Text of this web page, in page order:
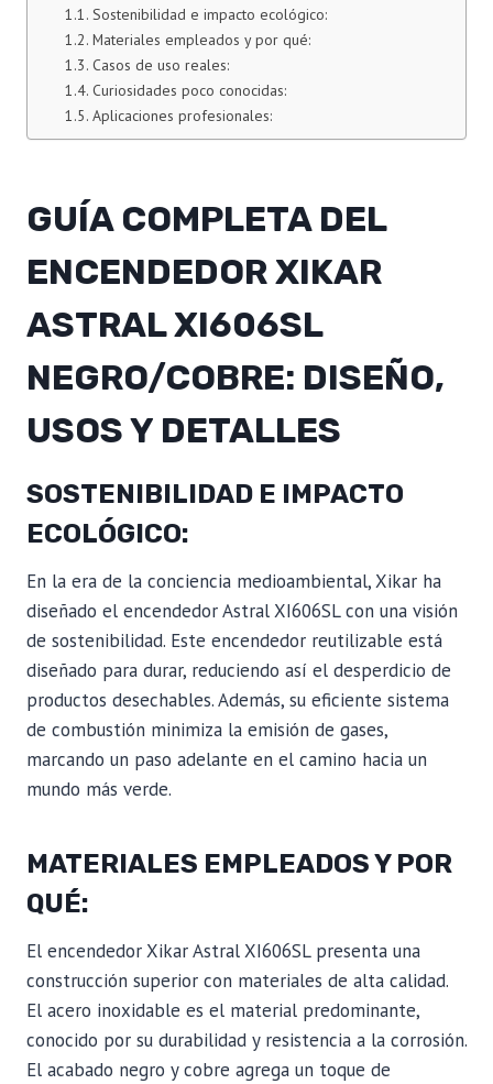
Sostenibilidad e impacto ecológico:
Materiales empleados y por qué:
Casos de uso reales:
Curiosidades poco conocidas:
Aplicaciones profesionales:
GUÍA COMPLETA DEL
ENCENDEDOR XIKAR
ASTRAL XI606SL
NEGRO/COBRE: DISEÑO,
USOS Y DETALLES
SOSTENIBILIDAD E IMPACTO
ECOLÓGICO:
En la era de la conciencia medioambiental, Xikar ha
diseñado el encendedor Astral XI606SL con una visión
de sostenibilidad. Este encendedor reutilizable está
diseñado para durar, reduciendo así el desperdicio de
productos desechables. Además, su eficiente sistema
de combustión minimiza la emisión de gases,
marcando un paso adelante en el camino hacia un
mundo más verde.
MATERIALES EMPLEADOS Y POR
QUÉ:
El encendedor Xikar Astral XI606SL presenta una
construcción superior con materiales de alta calidad.
El acero inoxidable es el material predominante,
conocido por su durabilidad y resistencia a la corrosión.
El acabado negro y cobre agrega un toque de